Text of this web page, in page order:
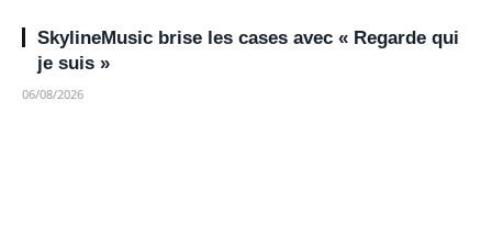
SkylineMusic brise les cases avec « Regarde qui
je suis »
06/08/2026